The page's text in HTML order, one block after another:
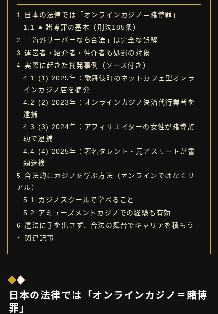
1
日本の法律では「オンラインカジノ＝賭博罪」
1.1
● 賭博罪の基本（刑法185条）
2
「海外サーバーなら合法」は完全な誤解
3 運営者・紹介者・仲介者も処罰の対象
4 実際に起きた摘発事例（ソース付き）
4.1
(1) 2025年：歌舞伎町のネットカフェ型オンラ
インカジノ店を摘発
4.2
(2) 2023年：オンラインカジノ決済代行業者を
逮捕
4.3
(3) 2024年：アフィリエイターの女性が賭博幇
助で逮捕
4.4 (4) 2025年：著名タレント・元アスリートが書
類送検
5 合法的にカジノを学ぶ方法（オンラインではなくリ
アル）
5.1
カジノスクールで学べること
5.2
アミューズメントカジノでの経験も有効
6 違法に手を出さず、合法の舞台でキャリアを積もう
7
関連記事
日本の法律では「オンラインカジノ＝賭博
罪」